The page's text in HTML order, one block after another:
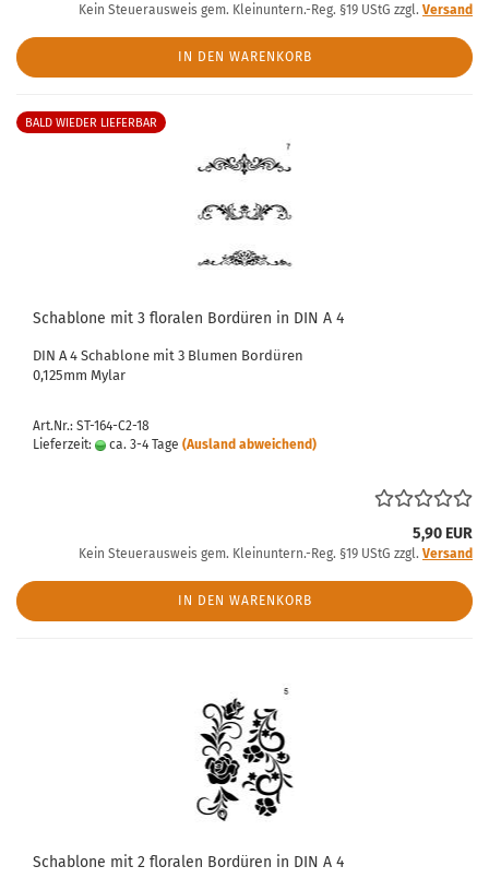
Kein Steuerausweis gem. Kleinuntern.-Reg. §19 UStG zzgl. Versand
IN DEN WARENKORB
BALD WIEDER LIEFERBAR
Schablone mit 3 floralen Bordüren in DIN A 4
DIN A 4 Schablone mit 3 Blumen Bordüren
0,125mm Mylar
Art.Nr.: ST-164-C2-18
Lieferzeit:
ca. 3-4 Tage (Ausland abweichend)
5,90 EUR
Kein Steuerausweis gem. Kleinuntern.-Reg. §19 UStG zzgl. Versand
IN DEN WARENKORB
Schablone mit 2 floralen Bordüren in DIN A 4